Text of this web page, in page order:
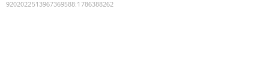
9202022513967369588:1786388262